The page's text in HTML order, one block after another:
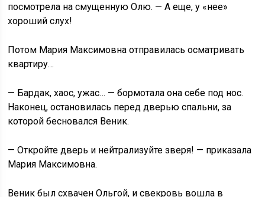
посмотрела на смущенную Олю. — А еще, у «нее»
хороший слух!
Потом Мария Максимовна отправилась осматривать
квартиру…
— Бардак, хаос, ужас… — бормотала она себе под нос.
Наконец, остановилась перед дверью спальни, за
которой бесновался Веник.
— Откройте дверь и нейтрализуйте зверя! — приказала
Мария Максимовна.
Веник был схвачен Ольгой, и свекровь вошла в